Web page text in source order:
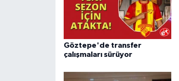
Göztepe'de transfer
çalışmaları sürüyor